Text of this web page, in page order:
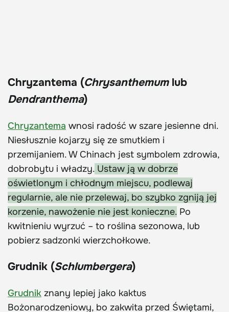
Chryzantema (Chrysanthemumlub
Dendranthema)
Chryzantema wnosi radość w szare jesienne dni.
Niesłusznie kojarzy się ze smutkiem i
przemijaniem. W Chinach jest symbolem zdrowia,
dobrobytu i władzy. Ustaw ją w dobrze
oświetlonym i chłodnym miejscu, podlewaj
regularnie, ale nie przelewaj, bo szybko zgniją jej
korzenie, nawożenie nie jest konieczne. Po
kwitnieniu wyrzuć – to roślina sezonowa, lub
pobierz sadzonki wierzchołkowe.
Grudnik (Schlumbergera)
Grudnik znany lepiej jako kaktus
Bożonarodzeniowy, bo zakwita przed Świętami,